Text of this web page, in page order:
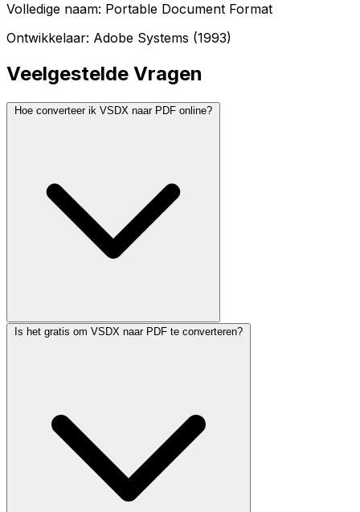
Volledige naam: Portable Document Format
Ontwikkelaar: Adobe Systems (1993)
Veelgestelde Vragen
Hoe converteer ik VSDX naar PDF online?
Is het gratis om VSDX naar PDF te converteren?